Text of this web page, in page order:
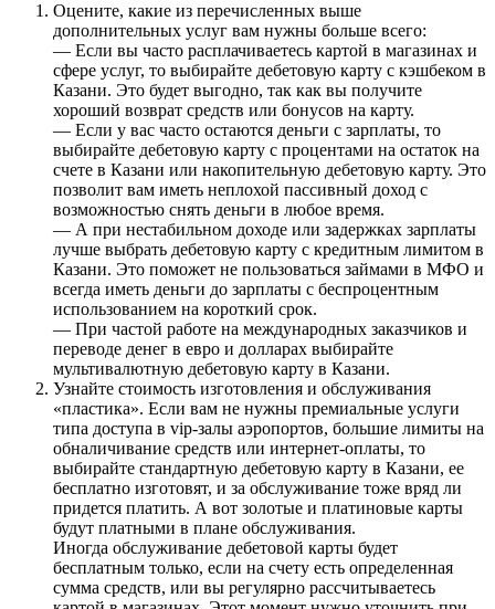
Оцените, какие из перечисленных выше
дополнительных услуг вам нужны больше всего:
— Если вы часто расплачиваетесь картой в магазинах и
сфере услуг, то выбирайте дебетовую карту с кэшбеком в
Казани. Это будет выгодно, так как вы получите
хороший возврат средств или бонусов на карту.
— Если у вас часто остаются деньги с зарплаты, то
выбирайте дебетовую карту с процентами на остаток на
счете в Казани или накопительную дебетовую карту. Это
позволит вам иметь неплохой пассивный доход с
возможностью снять деньги в любое время.
— А при нестабильном доходе или задержках зарплаты
лучше выбрать дебетовую карту с кредитным лимитом в
Казани. Это поможет не пользоваться займами в МФО и
всегда иметь деньги до зарплаты с беспроцентным
использованием на короткий срок.
— При частой работе на международных заказчиков и
переводе денег в евро и долларах выбирайте
мультивалютную дебетовую карту в Казани.
Узнайте стоимость изготовления и обслуживания
«пластика». Если вам не нужны премиальные услуги
типа доступа в vip-залы аэропортов, большие лимиты на
обналичивание средств или интернет-оплаты, то
выбирайте стандартную дебетовую карту в Казани, ее
бесплатно изготовят, и за обслуживание тоже вряд ли
придется платить. А вот золотые и платиновые карты
будут платными в плане обслуживания.
Иногда обслуживание дебетовой карты будет
бесплатным только, если на счету есть определенная
сумма средств, или вы регулярно рассчитываетесь